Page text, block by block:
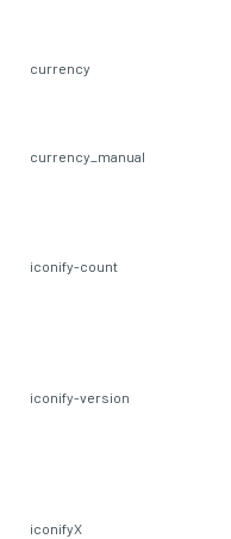
currency
currency_manual
iconify-count
iconify-version
iconifyX